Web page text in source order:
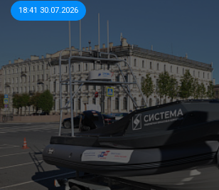
18:41 30.07.2026